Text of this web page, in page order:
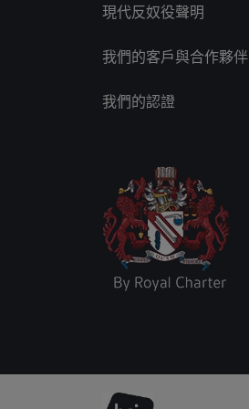
現代反奴役聲明
我們的客戶與合作夥伴
我們的認證